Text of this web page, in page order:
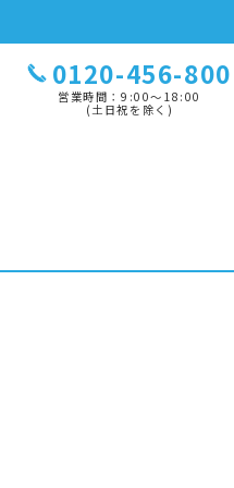
0120-456-800
営業時間：9:00〜18:00
(土日祝を除く)